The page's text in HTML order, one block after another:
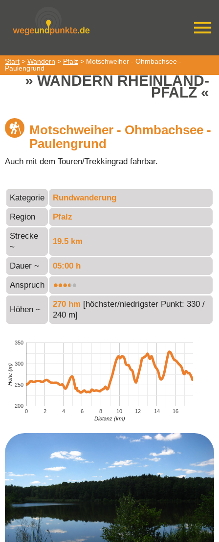
Start > Wandern > Pfalz > Motschweiher - Ohmbachsee -
Paulengrund
WANDERN RHEINLAND-
PFALZ
Motschweiher - Ohmbachsee -
Paulengrund
Auch mit dem Touren/Trekkingrad fahrbar.
Kategorie Rundwanderung
Region Pfalz
Strecke
~
19.5 km
Dauer ~ 05:00 h
Anspruch
Höhen ~
270 hm [höchster/niedrigster Punkt: 330 /
240 m]
0 2 4 6 8 10 12 14 16
200
250
300
350
Distanz (km)
Höhe (m)